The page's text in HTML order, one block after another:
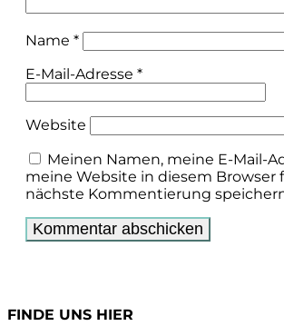
Name *
E-Mail-Adresse *
Website
Meinen Namen, meine E-Mail-
meine Website in diesem Browser
nächste Kommentierung
FINDE UNS HIER